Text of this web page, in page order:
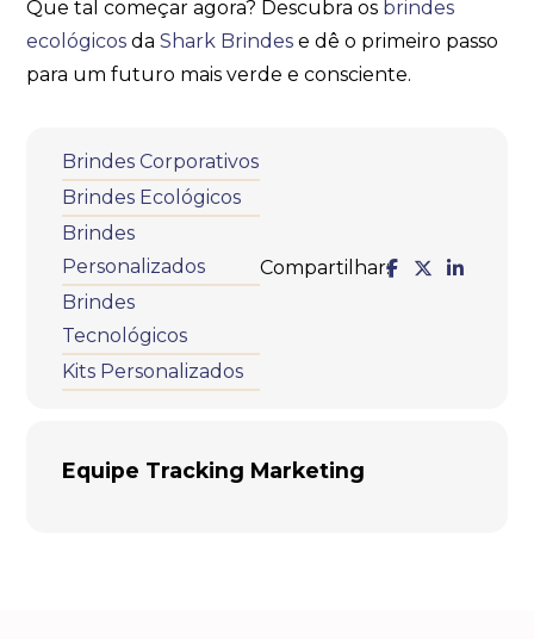
Que tal começar agora? Descubra os brindes
ecológicos daShark Brindes e dê o primeiro passo
para um futuro mais verde e consciente.
Brindes Corporativos
Brindes Ecológicos
Brindes
Personalizados
Brindes
Tecnológicos
Kits Personalizados
Compartilhar:
Equipe Tracking Marketing